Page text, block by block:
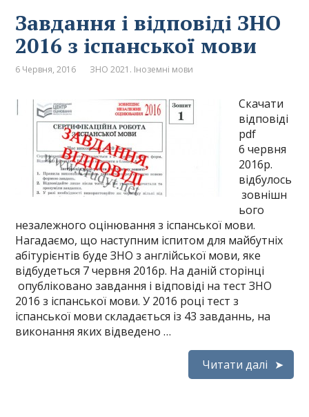
Завдання і відповіді ЗНО
2016 з іспанської мови
6 Червня, 2016 ЗНО 2021. Іноземні мови
Скачати
відповіді
pdf
6 червня
2016р.
відбулось
зовнішн
ього
незалежного оцінювання з іспанської мови.
Нагадаємо, що наступним іспитом для майбутніх
абітурієнтів буде ЗНО з англійської мови, яке
відбудеться 7 червня 2016р. На даній сторінці
опубліковано завдання і відповіді на тест ЗНО
2016 з іспанської мови. У 2016 році тест з
іспанської мови складається із 43 завданнь, на
виконання яких відведено …
Читати далі